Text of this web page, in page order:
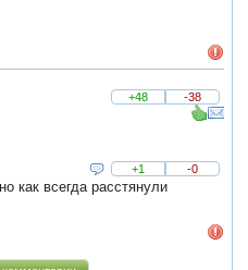
+48
-38
+1 -0
как всегда расстянули